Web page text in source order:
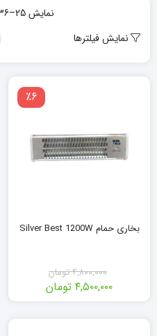
نمایش 25–36 از 162 نتیجه
نمایش فیلترها
٪6
بخاری حمام Silver Best 1200W
۴,۸۰۰,۰۰۰تومان
قیمت
۴,۵۰۰,۰۰۰ تومان
قیمت